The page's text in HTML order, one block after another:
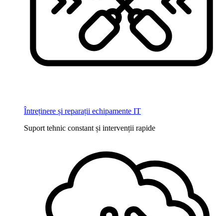
Întreținere și reparații echipamente IT
Suport tehnic constant și intervenții rapide